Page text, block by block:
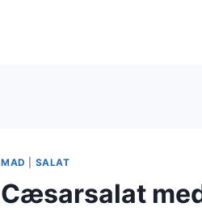
MAD SALAT
Cæsarsalat